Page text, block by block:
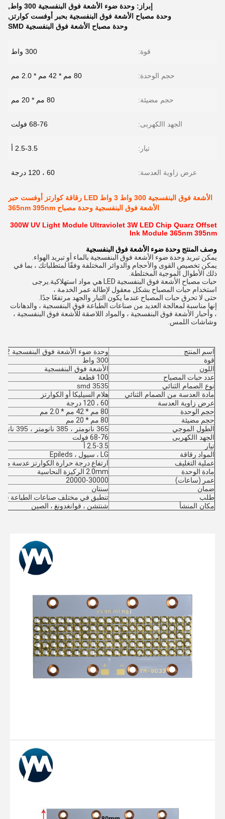
إبراز: وحدة ضوء الأشعة فوق البنفسجية 300 واط
,
وحدة مصباح الأشعة فوق البنفسجية بحبر أوفست كوارتز ,
وحدة مصباح الأشعة فوق البنفسجية SMD
قوة: 300 واط
حجم الوحدة: 80 مم * 42 مم * 2.0 مم
حجم مضيئة: 80 مم * 20 مم
الجهد االكهربى: 68-76 فولت
تيار: 2.5-3.5 أ
عرض زاوية العدسة: 60 ، 120 درجة
الأشعة فوق البنفسجية 300 واط 3 واط LED رقاقة كوارتز أوفست حبر
الأشعة فوق البنفسجية وحدة مصباح 365nm 395nm
300W UV Light Module Ultraviolet 3W LED Chip Quarz Offset
Ink Module 365nm 395nm
وصف المنتج وحدة ضوء الأشعة فوق البنفسجية
يمكن تبريد وحدة ضوء الأشعة فوق البنفسجية بالماء أو تبريد الهواء.
يمكن تخصيص القوى والأحجام والدوائر المختلفة وفقًا لمتطلباتك ، بما في
ذلك الأطوال الموجية المختلطة.
حبات مصباح الأشعة فوق البنفسجية LED هي مواد استهلاكية.يرجى
استخدام حبات المصباح بشكل معقول لإطالة عمر الخدمة ،
حتى لا تحرق حبات المصباح عندما يكون التيار والجهد مرتفعًا جدًا.
إنها مناسبة لمعالجة العديد من صناعات الطباعة فوق البنفسجية ، والدهانات
، وأحبار الأشعة فوق البنفسجية ، والمواد اللاصقة للأشعة فوق البنفسجية ،
وشاشات اللمس.
اسم المنتج
وحدة ضوء الأشعة فوق البنفسجية 8042
قوة
300 واط
اللون
الأشعة فوق البنفسجية
عدد حبات المصباح
100 قطعة
نوع الصمام الثنائي
3535 smd
مادة العدسة من الصمام الثنائي
هلام السيليكا أو الكوارتز
عرض زاوية العدسة
60 ، 120 درجة
حجم الوحدة
80 مم * 42 مم * 2.0 مم
حجم مضيئة
80 مم * 20 مم
الطول الموجي
365 نانومتر ، 385 نانومتر ، 395 نانومتر ، 405 نانومتر
الجهد االكهربى
68-76 فولت
تيار
2.5-3.5 أ
المواد رقاقة
LG ، سيول ، Epileds
عملية التغليف
ارتفاع درجة حرارة الكوارتز عدسة
مادة الوحدة
2.0mm الركيزة النحاسية
عمر (ساعات)
20000-30000
ضمان
سنتان
طلب
تنطبق في مختلف صناعات الطباعة
مكان المنشأ
شنتشن ، قوانغدونغ ، الصين